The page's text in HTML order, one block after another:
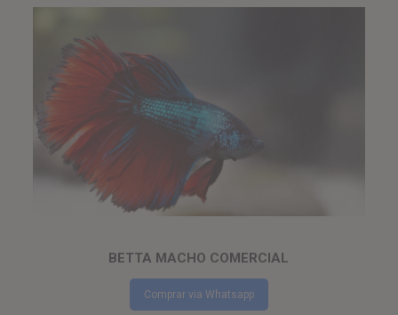
BETTA MACHO COMERCIAL
Comprar via Whatsapp